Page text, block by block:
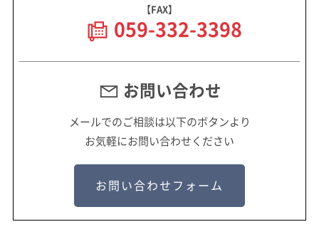
【FAX】
059-332-3398
お問い合わせ
メールでのご相談は以下のボタンより
お気軽にお問い合わせください
お問い合わせフォーム